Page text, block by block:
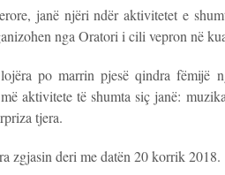
janë njëri ndër aktivitetet e
nga Oratori i cili vepron në
po marrin pjesë qindra fëmijë
aktivitete të shumta siç janë:
tjera.
zgjasin deri me datën 20 korrik 2018.